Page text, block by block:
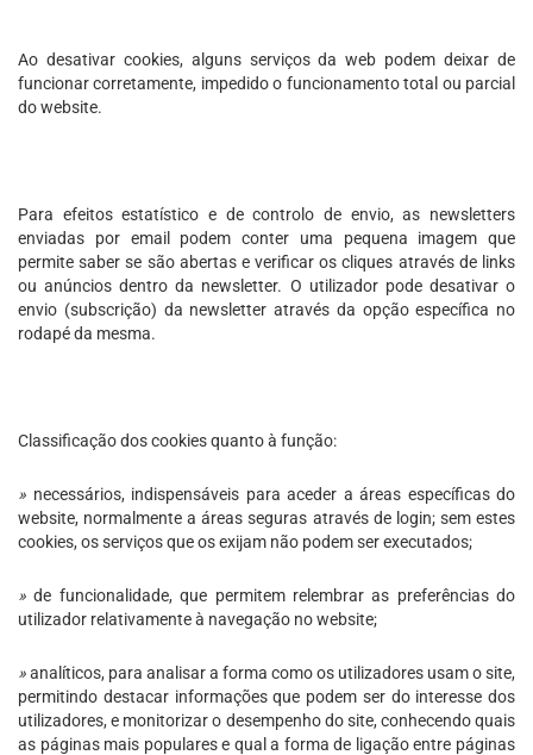
Ao desativar cookies, alguns serviços da web podem deixar de
funcionar corretamente, impedido o funcionamento total ou parcial
do website.
Para efeitos estatístico e de controlo de envio, as newsletters
enviadas por email podem conter uma pequena imagem que
permite saber se são abertas e verificar os cliques através de links
ou anúncios dentro da newsletter. O utilizador pode desativar o
envio (subscrição) da newsletter através da opção específica no
rodapé da mesma.
Classificação dos cookies quanto à função:
» necessários, indispensáveis para aceder a áreas específicas do
website, normalmente a áreas seguras através de login; sem estes
cookies, os serviços que os exijam não podem ser executados;
»de funcionalidade, que permitem relembrar as preferências do
utilizador relativamente à navegação no website;
»analíticos, para analisar a forma como os utilizadores usam o site,
permitindo destacar informações que podem ser do interesse dos
utilizadores, e monitorizar o desempenho do site, conhecendo quais
as páginas mais populares e qual a forma de ligação entre páginas